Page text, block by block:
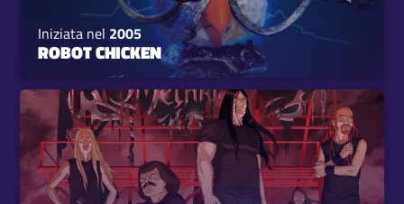
Iniziata nel 2005
ROBOT CHICKEN